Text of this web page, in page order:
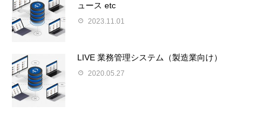
ュース etc
2023.11.01
LIVE 業務管理システム（製造業向け）
2020.05.27